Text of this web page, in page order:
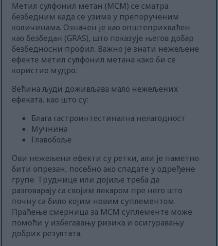
Метил сулфонил метан (МСМ) се сматра
безбедним када се узима у препорученим
количинама. Означен је као општеприхваћен
као безбедан (GRAS), што показује његов добар
безбедносни профил. Важно је знати нежељене
ефекте метил сулфонил метана како би се
користио мудро.
Већина људи доживљава мало нежељених
ефеката, као што су:
Блага гастроинтестинална нелагодност
Мучнина
Главобоље
Ови нежељени ефекти су ретки, али је паметно
бити опрезан, посебно ако спадате у одређене
групе. Труднице или дојиље треба да
разговарају са својим лекаром пре него што
почну са било којим новим суплементом.
Праћење смерница за МСМ суплементе може
помоћи у избегавању ризика и осигуравању
добрих резултата.